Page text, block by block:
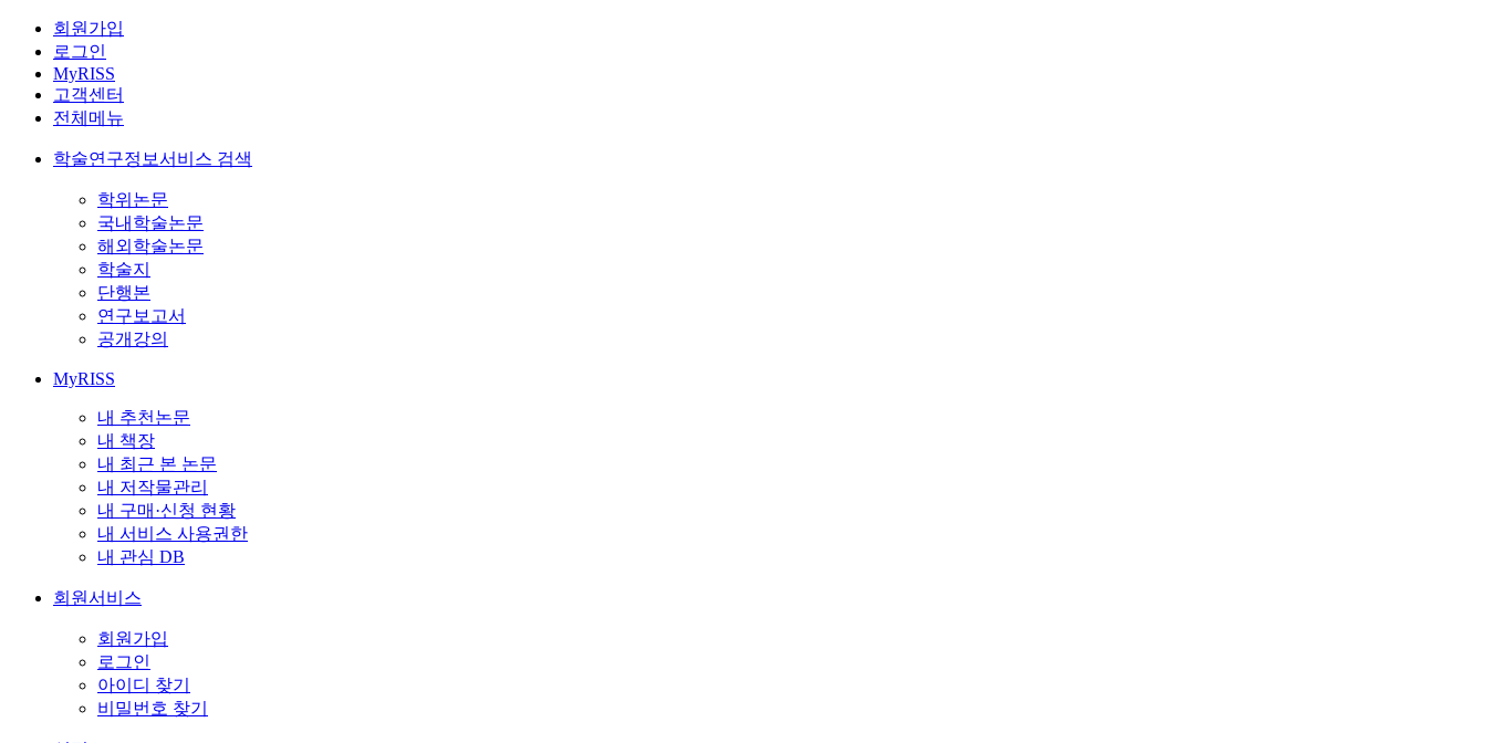
회원가입
로그인
MyRISS
고객센터
전체메뉴
학술연구정보서비스 검색
학위논문
국내학술논문
해외학술논문
학술지
단행본
연구보고서
공개강의
MyRISS
내 추천논문
내 책장
내 최근 본 논문
내 저작물관리
내 구매·신청 현황
내 서비스 사용권한
내 관심 DB
회원서비스
회원가입
로그인
아이디 찾기
비밀번호 찾기